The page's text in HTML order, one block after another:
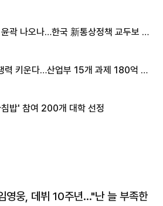
곽 나오나…한국 新통상정책 교두보 활
력 키운다…산업부 15개 과제 180억 지
밥' 참여 200개 대학 선정
영웅, 데뷔 10주년…"난 늘 부족한